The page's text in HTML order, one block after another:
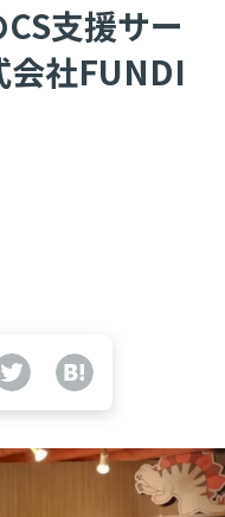
keyboard_arrow_down
駐
支援サー
会社FUNDI